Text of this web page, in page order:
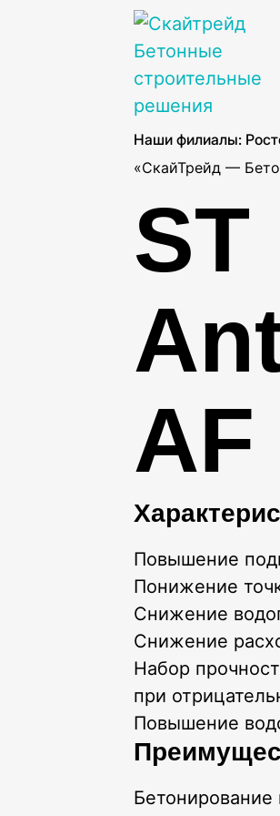
Наши филиалы:
«СкайТрейд —
ST
AF
Повышение
Понижение
Снижение
Снижение
Набор
при
Повышение